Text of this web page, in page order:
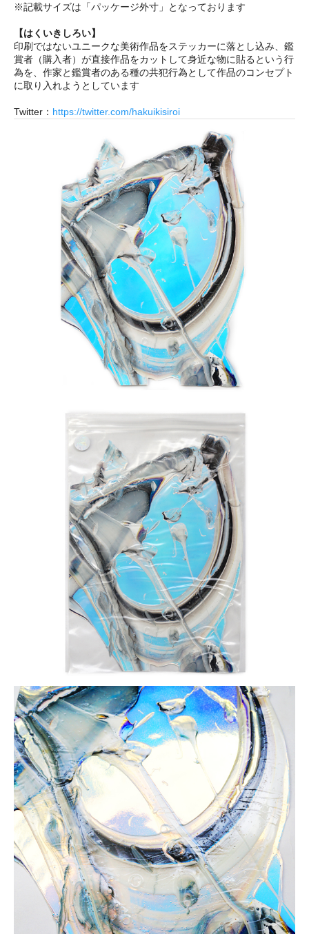
※記載サイズは「パッケージ外寸」となっております
【はくいきしろい】
印刷ではないユニークな美術作品をステッカーに落とし込み、鑑
賞者（購入者）が直接作品をカットして身近な物に貼るという行
為を、作家と鑑賞者のある種の共犯行為として作品のコンセプト
に取り入れようとしています
Twitter： https://twitter.com/hakuikisiroi